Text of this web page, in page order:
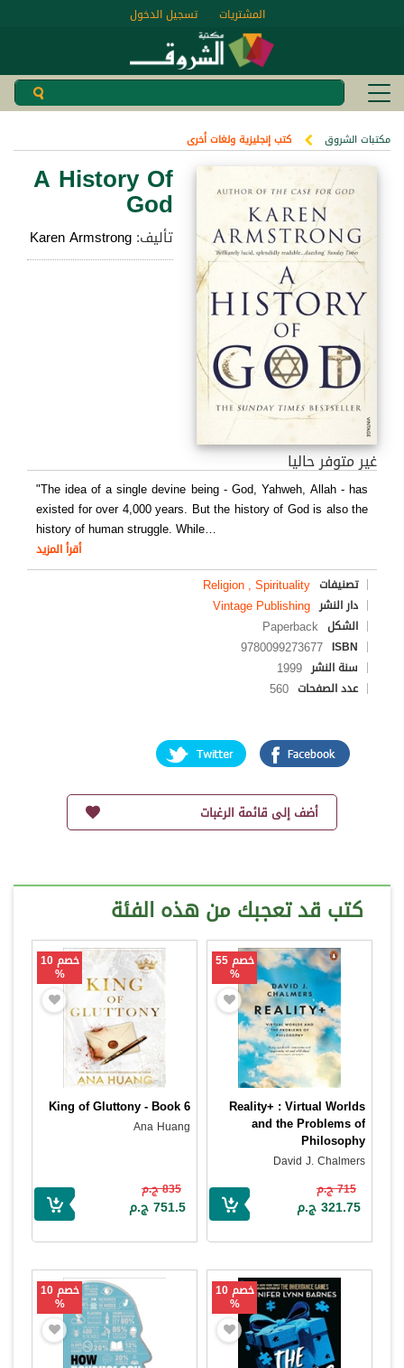
تسجيل الدخول المشتريات
مكتبات الشروق كتب إنجليزية ولغات أخرى
A History Of
God
تأليف:Karen Armstrong
غير متوفر حاليا
"The idea of a single devine being - God, Yahweh, Allah - has
existed for over 4,000 years. But the history of God is also the
history of human struggle. While…
أقرأ المزيد
تصنيفات Religion , Spirituality
دار النشر Vintage Publishing
الشكل Paperback
ISBN
9780099273677
سنة النشر 1999
عدد الصفحات 560
أضف إلى قائمة الرغبات
كتب قد تعجبك من هذه الفئة
خصم 55
%
Reality+ : Virtual Worlds
and the Problems of
Philosophy
David J. Chalmers
715 ج.م
321.75 ج.م
خصم 10
%
King of Gluttony - Book 6
Ana Huang
835 ج.م
751.5 ج.م
خصم 10
%
خصم 10
%